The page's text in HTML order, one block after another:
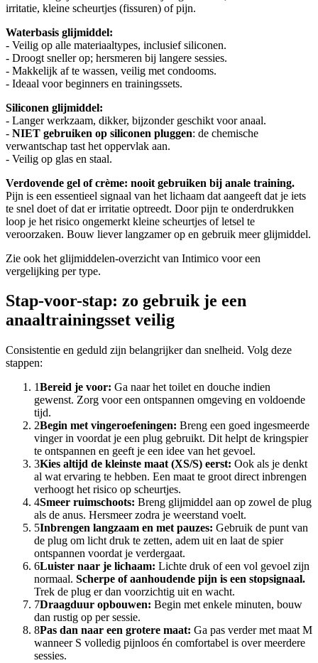
irritatie, kleine scheurtjes (fissuren) of pijn.
Waterbasis glijmiddel:
- Veilig op alle materiaaltypes, inclusief siliconen.
- Droogt sneller op; hersmeren bij langere sessies.
- Makkelijk af te wassen, veilig met condooms.
- Ideaal voor beginners en trainingssets.
Siliconen glijmiddel:
- Langer werkzaam, dikker, bijzonder geschikt voor anaal.
- NIET gebruiken op siliconen pluggen: de chemische
verwantschap tast het oppervlak aan.
- Veilig op glas en staal.
Verdovende gel of crème: nooit gebruiken bij anale training.
Pijn is een essentieel signaal van het lichaam dat aangeeft dat je iets
te snel doet of dat er irritatie optreedt. Door pijn te onderdrukken
loop je het risico ongemerkt kleine scheurtjes of letsel te
veroorzaken. Bouw liever langzamer op en gebruik meer glijmiddel.
Zie ook het glijmiddelen-overzicht van Intimico voor een
vergelijking per type.
Stap-voor-stap: zo gebruik je een
anaaltrainingsset veilig
Consistentie en geduld zijn belangrijker dan snelheid. Volg deze
stappen:
1Bereid je voor: Ga naar het toilet en douche indien
gewenst. Zorg voor een ontspannen omgeving en voldoende
tijd.
2Begin met vingeroefeningen: Breng een goed ingesmeerde
vinger in voordat je een plug gebruikt. Dit helpt de kringspier
te ontspannen en geeft je een idee van het gevoel.
3Kies altijd de kleinste maat (XS/S) eerst: Ook als je denkt
al wat ervaring te hebben. Een maat te groot direct inbrengen
verhoogt het risico op scheurtjes.
4Smeer ruimschoots: Breng glijmiddel aan op zowel de plug
als de anus. Hersmeer zodra je weerstand voelt.
5Inbrengen langzaam en met pauzes: Gebruik de punt van
de plug om licht druk te zetten, adem uit en laat de spier
ontspannen voordat je verdergaat.
6Luister naar je lichaam: Lichte druk of een vol gevoel zijn
normaal. Scherpe of aanhoudende pijn is een stopsignaal.
Trek de plug er dan voorzichtig uit en wacht.
7Draagduur opbouwen: Begin met enkele minuten, bouw
dan rustig op per sessie.
8Pas dan naar een grotere maat: Ga pas verder met maat M
wanneer S volledig pijnloos én comfortabel is over meerdere
sessies.